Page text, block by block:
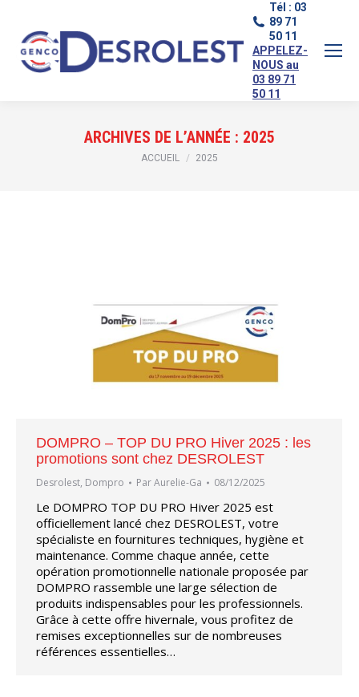
Tél : 03
89 71
50 11
APPELEZ-
NOUS au
03 89 71
50 11
ARCHIVES DE L’ANNÉE : 2025
Vous êtes ici :
ACCUEIL 2025
DOMPRO – TOP DU PRO Hiver 2025 : les
promotions sont chez DESROLEST
Desrolest, Dompro ParAurelie-Ga 08/12/2025
Le DOMPRO TOP DU PRO Hiver 2025 est
officiellement lancé chez DESROLEST, votre
spécialiste en fournitures techniques, hygiène et
maintenance. Comme chaque année, cette
opération promotionnelle nationale proposée par
DOMPRO rassemble une large sélection de
produits indispensables pour les professionnels.
Grâce à cette offre hivernale, vous profitez de
remises exceptionnelles sur de nombreuses
références essentielles…